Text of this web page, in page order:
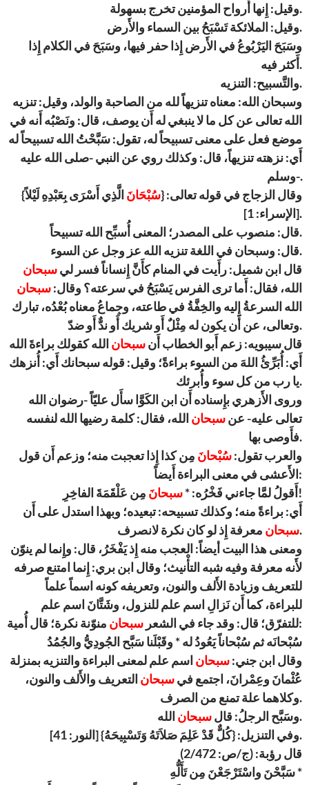
وقيل: إِنها أَرواح المؤمنين تخرج بسهولة.
وقيل: الملائكة تَسْبَحُ بين السماء والأَرض.
وسَبَحَ اليَرْبُوعُ في الأَرض إِذا حفر فيها، وسَبَحَ في الكلام إِذا
أَكثر فيه.
والتَّسبيح: التنزيه.
وسبحان الله: معناه تنزيهاً لله من الصاحبة والولد، وقيل: تنزيه
الله تعالى عن كل ما لا ينبغي له أَن يوصف، قال: ونَصْبُه أَنه في
موضع فعل على معنى تسبيحاً له، تقول: سَبَّحْتُ الله تسبيحاً له
أَي: نزهته تنزيهاً، قال: وكذلك روي عن النبي -صلى الله عليه
وسلم-.
وقال الزجاج في قوله تعالى: {سُبْحَانَ الَّذِي أَسْرَى بِعَبْدِهِ لَيْلاً}
[الإسراء: 1].
قال: منصوب على المصدر؛ المعنى أُسبِّح الله تسبيحاً.
قال: وسبحان في اللغة تنزيه الله عز وجل عن السوء.
قال ابن شميل: رأَيت في المنام كأَنَّ إِنساناً فسر ليسبحان
الله، فقال: أَما ترى الفرس يَسْبَحُ في سرعته؟ وقال:سبحان
الله السرعةُ إِليه والخِفَّةُ في طاعته، وجِماعُ معناه بُعْدُه، تبارك
وتعالى، عن أَن يكون له مِثْلٌ أَو شريك أَو ندٌّ أَو ضدّ.
قال سيبويه: زعم أَبو الخطاب أَنسبحان الله كقولك براءةَ الله
أَي: أُبَرِّئُ اللهَ من السوء براءةً؛ وقيل: قوله سبحانك أَي: أُنزهك
يا رب من كل سوء وأُبرئك.
وروى الأَزهري بإِسناده أَن ابن الكَوَّا سأَل عليّاً -رضوان الله
تعالى عليه- عنسبحان الله، فقال: كلمة رضيها الله لنفسه
فأَوصى بها.
والعرب تقول:سُبْحانَ مِن كذا إِذا تعجبت منه؛ وزعم أَن قول
الأَعشى في معنى البراءة أَيضاً:
أَقولُ لمَّا جاءني فَخْرُه: *سبحانَ
مِن عَلْقَمَةَ الفاخِرِ!
أَي: براءةً منه؛ وكذلك تسبيحه: تبعيده؛ وبهذا استدل على أَن
سبحانمعرفة إِذ لو كان نكرة لانصرف.
ومعنى هذا البيت أيضاً: العجب منه إِذ يَفْخَرُ، قال: وإِنما لم ينوّن
لأَنه معرفة وفيه شبه التأْنيث؛ وقال ابن بري: إِنما امتنع صرفه
للتعريف وزيادة الأَلف والنون، وتعريفه كونه اسماً علماً
للبراءة، كما أَن نَزالِ اسم علم للنزول، وشَتَّانَ اسم علم
للتفرّق؛ قال: وقد جاء في الشعر سبحان
منوّنة نكرة؛ قال أُمية:
سُبْحانَه ثم سُبْحاناً يَعُودُ له * وقَبْلَنا سَبَّح الجُودِيُّ والجُمُدُ
وقال ابن جني:سبحان اسم علم لمعنى البراءة والتنزيه بمنزلة
عُثْمانَ وعِمْرانَ، اجتمع فيسبحان التعريف والأَلف والنون،
وكلاهما علة تمنع من الصرف.
وسَبَّح الرجلُ: قالسبحان
الله.
وفي التنزيل: {كُلٌّ قَدْ عَلِمَ صَلاَتَهُ وَتَسْبِيحَهُ} [النور: 41].
قال رؤبة: (ج/ص: 2/472)
سَبَّحْنَ واسْتَرْجَعْنَ مِن تَأَلُّهِ *